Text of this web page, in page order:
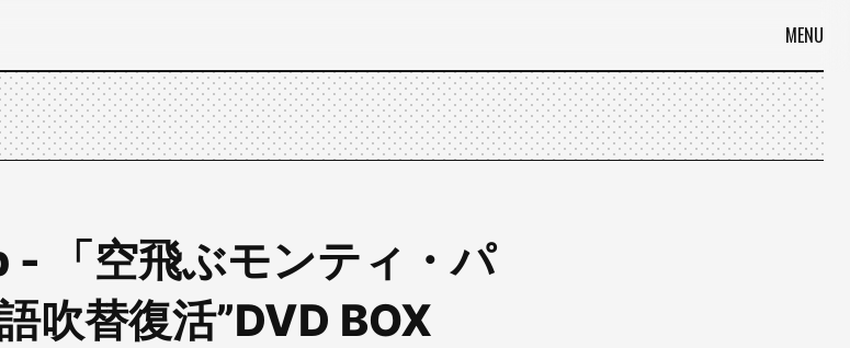
MENU
「空飛ぶモンティ・パ
吹替復活”DVD BOX